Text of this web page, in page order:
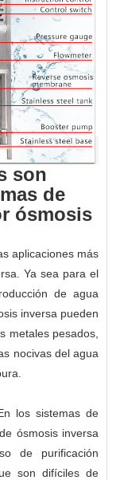
son
de
ósmosis
aplicaciones más
Ya sea para el
de agua
inversa pueden
metales pesados,
nocivas del agua
los sistemas de
ósmosis inversa
de purificación
son difíciles de